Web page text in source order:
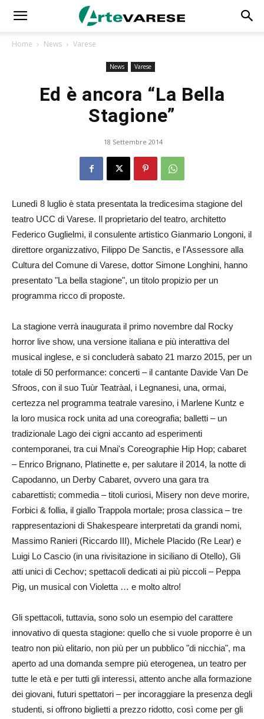
Home News Varese
News Varese
Ed è ancora “La Bella
Stagione”
18 Settembre 2014
Lunedì 8 luglio è stata presentata la tredicesima stagione del
teatro UCC di Varese. Il proprietario del teatro, architetto
Federico Guglielmi, il consulente artistico Gianmario Longoni, il
direttore organizzativo, Filippo De Sanctis, e l'Assessore alla
Cultura del Comune di Varese, dottor Simone Longhini, hanno
presentato "La bella stagione", un titolo propizio per un
programma ricco di proposte.
La stagione verrà inaugurata il primo novembre dal Rocky
horror live show, una versione italiana e più interattiva del
musical inglese, e si concluderà sabato 21 marzo 2015, per un
totale di 50 performance: concerti – il cantante Davide Van De
Sfroos, con il suo Tuùr Teatràal, i Legnanesi, una, ormai,
certezza nel programma teatrale varesino, i Marlene Kuntz e
la loro musica rock unita ad una coreografia; balletti – un
tradizionale Lago dei cigni accanto ad esperimenti
contemporanei, tra cui Mnai's Coreographie Hip Hop; cabaret
– Enrico Brignano, Platinette e, per salutare il 2014, la notte di
Capodanno, un Derby Cabaret, ovvero una gara tra
cabarettisti; commedia – titoli curiosi, Misery non deve morire,
Forbici & follia, il giallo Trappola mortale; prosa classica – tre
rappresentazioni di Shakespeare interpretati da grandi nomi,
Massimo Ranieri (Riccardo III), Michele Placido (Re Lear) e
Luigi Lo Cascio (in una rivisitazione in siciliano di Otello), Gli
atti unici di Cechov; spettacoli dedicati ai più piccoli – Peppa
Pig, un musical con Violetta … e molto altro!
Gli spettacoli, tuttavia, sono solo un esempio del carattere
innovativo di questa stagione: quello che si vuole proporre è un
teatro non più elitario, non più per un pubblico "di nicchia", ma
aperto ad una domanda sempre più eterogenea, un teatro per
tutte le età e per tutti gli interessi, attento anche alla formazione
dei giovani, futuri spettatori – per incoraggiare la presenza degli
studenti, si offrono biglietti a prezzo ridotto, così come per gli